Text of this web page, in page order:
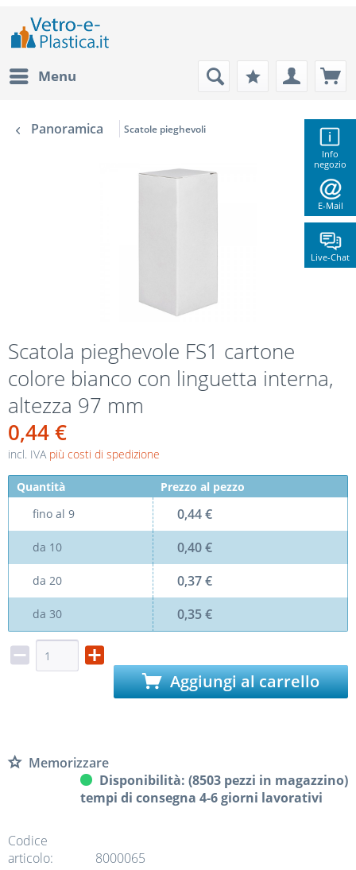
Info
negozio
E-Mail
Live-Chat
Menu
Panoramica Scatole pieghevoli
Scatola pieghevole FS1 cartone
colore bianco con linguetta interna,
altezza 97 mm
0,44 €
incl. IVA più costi di spedizione
Quantità
Prezzo al pezzo
fino al 9 0,44 €
da 10 0,40 €
da 20 0,37 €
da 30 0,35 €
Aggiungi al carrello
Memorizzare
Disponibilità: (8503 pezzi in magazzino)
tempi di consegna 4-6 giorni lavorativi
Codice
articolo:
8000065